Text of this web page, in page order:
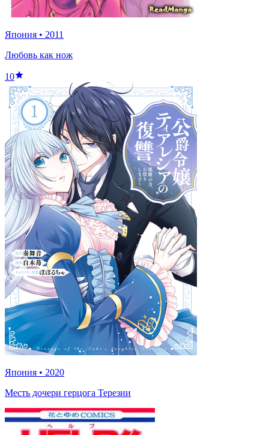
Япония • 2011
Любовь как нож
10
Япония • 2020
Месть дочери герцога Терезии